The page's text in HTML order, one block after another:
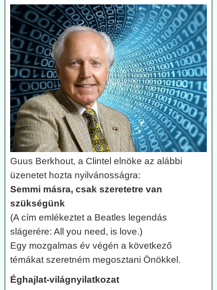
Guus Berkhout, a Clintel elnöke az alábbi
üzenetet hozta nyilvánosságra:
Semmi másra, csak szeretetre van
szükségünk
(A cím emlékeztet a Beatles legendás
slágerére: All you need, is love.)
Egy mozgalmas év végén a következő
témákat szeretném megosztani Önökkel.
Éghajlat-világnyilatkozat